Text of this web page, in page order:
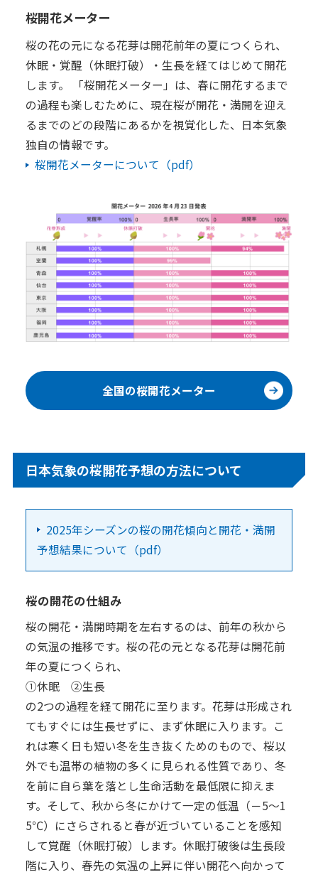
桜開花メーター
桜の花の元になる花芽は開花前年の夏につくられ、
休眠・覚醒（休眠打破）・生長を経てはじめて開花
します。 「桜開花メーター」は、春に開花するまで
の過程も楽しむために、現在桜が開花・満開を迎え
るまでのどの段階にあるかを視覚化した、日本気象
独自の情報です。
桜開花メーターについて（pdf）
全国の桜開花メーター
日本気象の桜開花予想の方法について
2025年シーズンの桜の開花傾向と開花・満開
予想結果について（pdf）
桜の開花の仕組み
桜の開花・満開時期を左右するのは、前年の秋から
の気温の推移です。桜の花の元となる花芽は開花前
年の夏につくられ、
①休眠 ②生長
の2つの過程を経て開花に至ります。花芽は形成され
てもすぐには生長せずに、まず休眠に入ります。こ
れは寒く日も短い冬を生き抜くためのもので、桜以
外でも温帯の植物の多くに見られる性質であり、冬
を前に自ら葉を落とし生命活動を最低限に抑えま
す。そして、秋から冬にかけて一定の低温（－5～1
5℃）にさらされると春が近づいていることを感知
して覚醒（休眠打破）します。休眠打破後は生長段
階に入り、春先の気温の上昇に伴い開花へ向かって